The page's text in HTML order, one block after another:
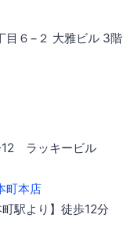
目６−２ 大雅ビル 3階
12 ラッキービル
本店
駅より】徒歩12分